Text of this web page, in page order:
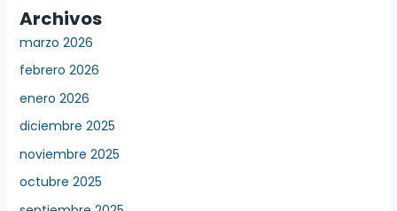
Archivos
marzo 2026
febrero 2026
enero 2026
diciembre 2025
noviembre 2025
octubre 2025